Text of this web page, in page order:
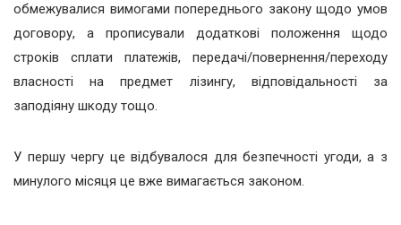
обмежувалися вимогами попереднього закону щодо умов
договору, а прописували додаткові положення щодо
строків сплати платежів, передачі/повернення/переходу
власності на предмет лізингу, відповідальності за
заподіяну шкоду тощо.
У першу чергу це відбувалося для безпечності угоди, а з
минулого місяця це вже вимагається законом.